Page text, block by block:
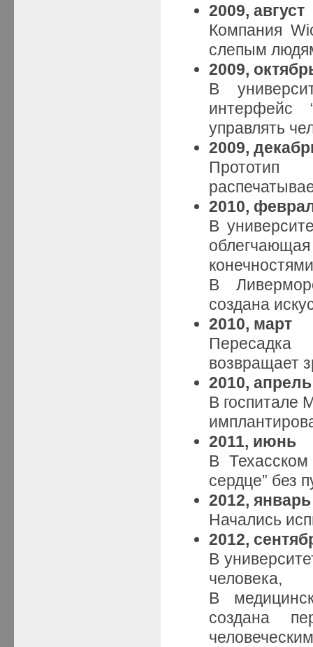
2009, август
Компания
слепым
2009,
В
интерфейс
управлять
2009,
Прототип
2010,
В
В
создана
2010, март
возвращает
2010, апрель
В госпитале
2011, июнь
В
сердце” без
2012, январь
Начались
2012,
В
человека,
В
создана